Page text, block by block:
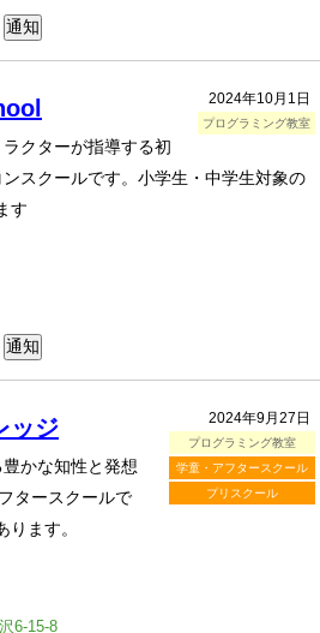
2024年10月1日
プログラミング教室
クターが指導する初
スクールです。小学生・中学生対象の
す
2024年9月27日
プログラミング教室
学童・アフタースクール
プリスクール
ッジ
かな知性と発想
タースクールで
ます。
6-15-8